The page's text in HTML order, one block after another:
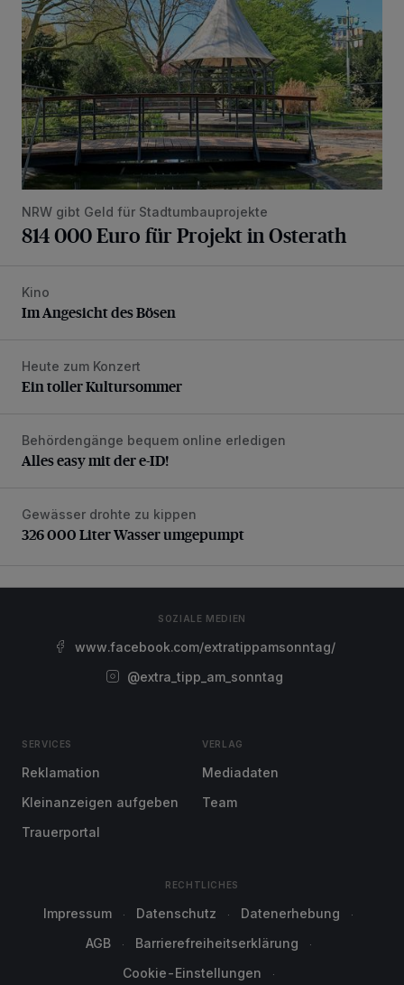
NRW gibt Geld für Stadtumbauprojekte
814 000 Euro für Projekt in Osterath
Im Angesicht des Bösen
Kino
Im Angesicht des Bösen
Ein toller Kultursommer
Heute zum Konzert
Ein toller Kultursommer
Alles easy mit der e-ID!
Behördengänge bequem online erledigen
Alles easy mit der e-ID!
326 000 Liter Wasser umgepumpt
Gewässer drohte zu kippen
326 000 Liter Wasser umgepumpt
SOZIALE MEDIEN
www.facebook.com/extratippamsonntag/
@extra_tipp_am_sonntag
SERVICES
Reklamation
Kleinanzeigen aufgeben
Trauerportal
VERLAG
Mediadaten
Team
RECHTLICHES
Impressum Datenschutz
Datenerhebung
AGB
Barrierefreiheitserklärung
Cookie-Einstellungen